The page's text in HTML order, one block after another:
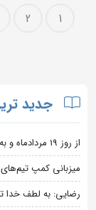
1
2
جدید
از روز 19 مردادماه و به میزبانی کمپ تیم های ملی؛
میزبانی کمپ
رضایی: به لطف خدا